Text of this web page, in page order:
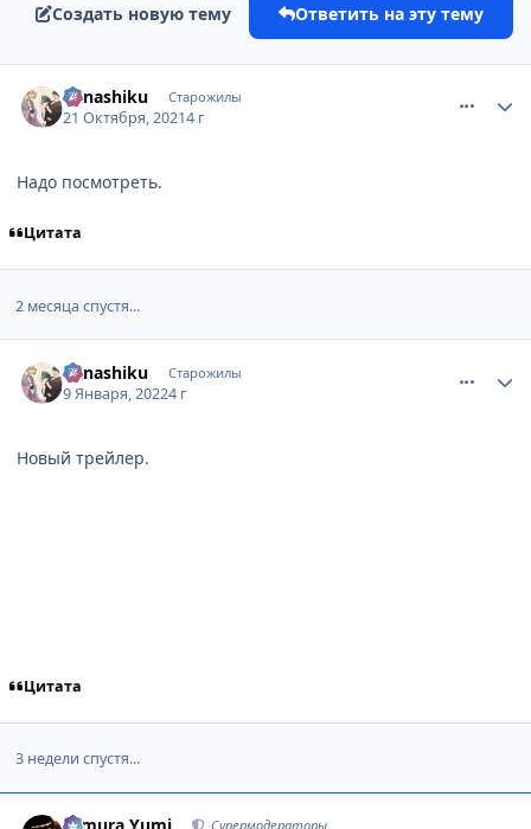
Создать новую тему Ответить на эту тему
Kanashiku Старожилы
21 Октября, 20214 г
Надо посмотреть.
Цитата
2 месяца спустя...
Kanashiku Старожилы
9 Января, 20224 г
Новый трейлер.
Цитата
3 недели спустя...
Супермодераторы